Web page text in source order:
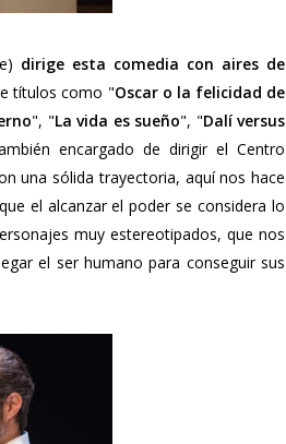
dirige esta comedia con aires de
títulos como "Oscar o la felicidad de
", "La vida es sueño", "Dalí versus
encargado de dirigir el Centro
una sólida trayectoria, aquí nos hace
el alcanzar el poder se considera lo
muy estereotipados, que nos
el ser humano para conseguir sus